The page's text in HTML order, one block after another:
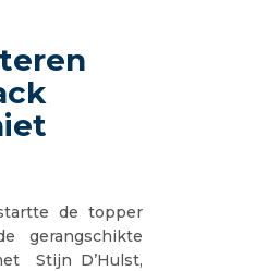
de topper
gerangschikte
Stijn D’Hulst,